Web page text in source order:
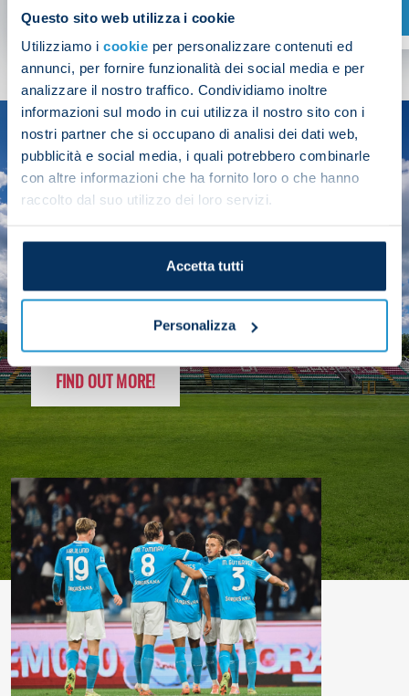
Questo sito web utilizza i cookie
Utilizziamo i cookie per personalizzare contenuti ed
annunci, per fornire funzionalità dei social media e per
analizzare il nostro traffico. Condividiamo inoltre
informazioni sul modo in cui utilizza il nostro sito con i
nostri partner che si occupano di analisi dei dati web,
pubblicità e social media, i quali potrebbero combinarle
con altre informazioni che ha fornito loro o che hanno
raccolto dal suo utilizzo dei loro servizi.
Accetta tutti
Personalizza
SHOP NOW
SEASON
2025/26
FOLLOW THE CHAMPS' JOURNEY
FIND OUT MORE!